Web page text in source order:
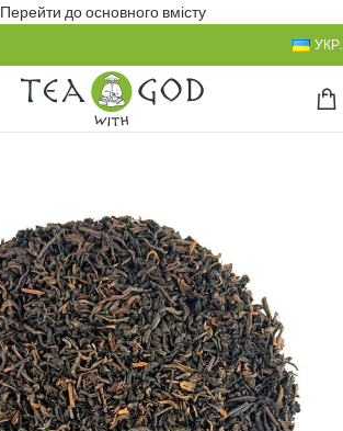
Перейти до основного вмісту
УКР.